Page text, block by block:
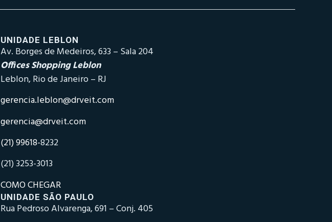
UNIDADE LEBLON
Av. Borges de Medeiros, 633 – Sala 204
Offices Shopping Leblon
Leblon, Rio de Janeiro – RJ
gerencia.leblon@drveit.com
gerencia@drveit.com
(21) 99618-8232
(21) 3253-3013
COMO CHEGAR
UNIDADE SÃO PAULO
Rua Pedroso Alvarenga, 691 – Conj. 405